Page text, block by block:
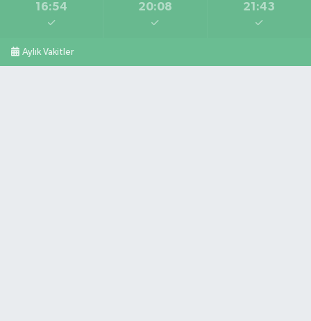
16:54 20:08 21:43
Aylık Vakitler